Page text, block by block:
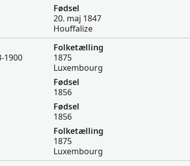
Fødsel
20. maj 1847
Houffalize
1900
Folketælling
1875
Luxembourg
Fødsel
1856
Fødsel
1856
Folketælling
1875
Luxembourg